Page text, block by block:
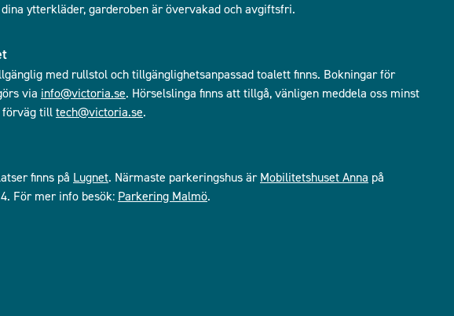
ytterkläder, garderoben är övervakad och avgiftsfri.
med rullstol och tillgänglighetsanpassad toalett finns. Bokningar för
via info@victoria.se. Hörselslinga finns att tillgå, vänligen meddela oss minst
förväg till tech@victoria.se.
finns på Lugnet. Närmaste parkeringshus är Mobilitetshuset Anna på
För mer info besök: Parkering Malmö.